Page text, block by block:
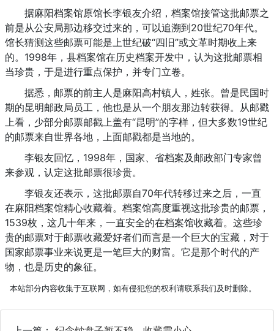
据麻阳档案馆原馆长李银友介绍，档案馆接管这批邮票之
前是从公安局那边移交过来的，可以追溯到20世纪70年代。
馆长猜测这些邮票可能是上世纪破“四旧”或文革时期收上来
的。1998年，县档案馆在历史档案开发中，认为这批邮票相
当珍贵，于是进行重点保护，并专门立卷。
据悉，邮票的前主人是麻阳高村镇人，姓张。曾是民国时
期的昆明邮政局员工，他也是从一个朋友那边转获得。从邮戳
上看，少部分邮票邮戳上盖有“昆明”的字样，但大多数19世纪
的邮票来自世界各地，上面邮戳都是当地的。
李银友回忆，1998年，国家、省档案及邮政部门专家曾
来参观，认定这批邮票很珍贵。
李银友还表示，这批邮票自70年代转移过来之后，一直
在麻阳档案馆精心收藏着。档案馆高度重视这批珍贵的邮票，
1539枚，这几十年来，一直安全的在档案馆收藏着。这些珍
贵的邮票对于邮票收藏爱好者们而言是一个巨大的宝藏，对于
国家邮票事业来说更是一笔巨大的财富。它是那个时代的产
物，也是历史的象征。
本站部分内容收集于互联网，如有侵犯您的权利请联系我们及时删除。